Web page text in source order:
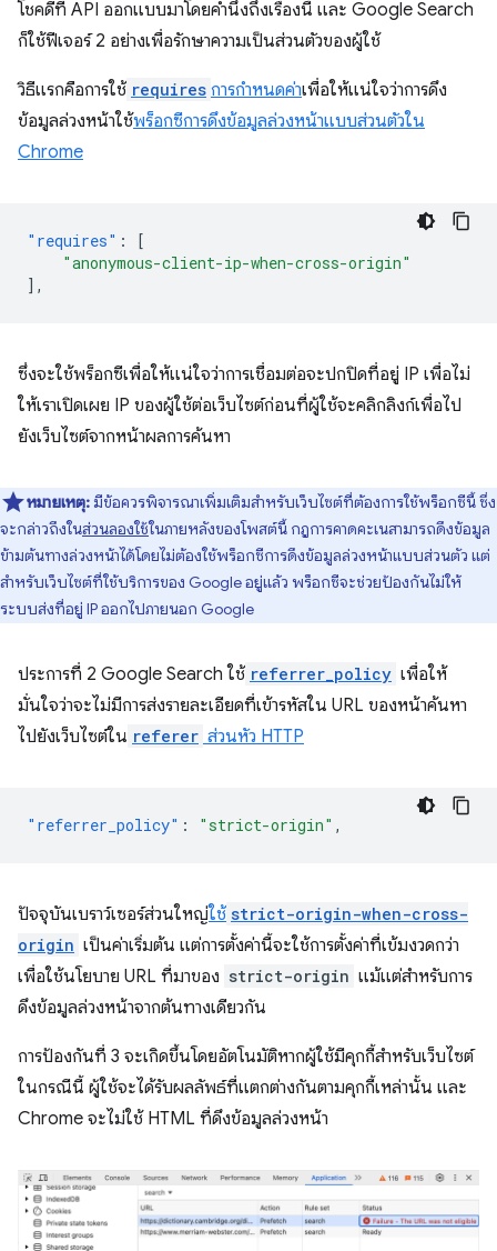
โชคดีที่ API ออกแบบมาโดยคำนึงถึงเรื่องนี้ และ Google Search
ก็ใช้ฟีเจอร์ 2 อย่างเพื่อรักษาความเป็นส่วนตัวของผู้ใช้
วิธีแรกคือการใช้ requires การกำหนดค่าเพื่อให้แน่ใจว่าการดึง
ข้อมูลล่วงหน้าใช้พร็อกซีการดึงข้อมูลล่วงหน้าแบบส่วนตัวใน
Chrome
"requires" :
[
"anonymous-client-ip-when-cross-origin"
],
ซึ่งจะใช้พร็อกซีเพื่อให้แน่ใจว่าการเชื่อมต่อจะปกปิดที่อยู่ IP เพื่อไม่
ให้เราเปิดเผย IP ของผู้ใช้ต่อเว็บไซต์ก่อนที่ผู้ใช้จะคลิกลิงก์เพื่อไป
ยังเว็บไซต์จากหน้าผลการค้นหา
หมายเหตุ:มีข้อควรพิจารณาเพิ่มเติมสำหรับเว็บไซต์ที่ต้องการใช้พร็อกซีนี้ ซึ่ง
จะกล่าวถึงในส่วนลองใช้ในภายหลังของโพสต์นี้ กฎการคาดคะเนสามารถดึงข้อมูล
ข้ามต้นทางล่วงหน้าได้โดยไม่ต้องใช้พร็อกซีการดึงข้อมูลล่วงหน้าแบบส่วนตัว แต่
สำหรับเว็บไซต์ที่ใช้บริการของ Google อยู่แล้ว พร็อกซีจะช่วยป้องกันไม่ให้
ระบบส่งที่อยู่ IP ออกไปภายนอก Google
ประการที่ 2 Google Search ใช้ referrer_policy เพื่อให้
มั่นใจว่าจะไม่มีการส่งรายละเอียดที่เข้ารหัสใน URL ของหน้าค้นหา
ไปยังเว็บไซต์ใน referer ส่วนหัว HTTP
"referrer_policy" : "strict-origin" ,
ปัจจุบันเบราว์เซอร์ส่วนใหญ่ใช้ strict-origin-when-cross-
origin เป็นค่าเริ่มต้น แต่การตั้งค่านี้จะใช้การตั้งค่าที่เข้มงวดกว่า
เพื่อใช้นโยบาย URL ที่มาของ strict-origin แม้แต่สำหรับการ
ดึงข้อมูลล่วงหน้าจากต้นทางเดียวกัน
การป้องกันที่ 3 จะเกิดขึ้นโดยอัตโนมัติหากผู้ใช้มีคุกกี้สำหรับเว็บไซต์
ในกรณีนี้ ผู้ใช้จะได้รับผลลัพธ์ที่แตกต่างกันตามคุกกี้เหล่านั้น และ
Chrome จะไม่ใช้ HTML ที่ดึงข้อมูลล่วงหน้า